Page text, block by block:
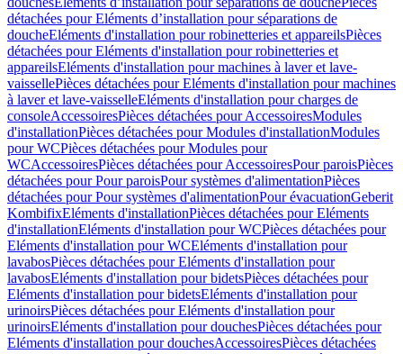
détachées pour Eléments d’installation pour séparations de
doucheEléments d'installation pour robinetteries et appareilsPièces
détachées pour Eléments d'installation pour robinetteries et
appareilsEléments d'installation pour machines à laver et lave-
vaissellePièces détachées pour Eléments d'installation pour machines
à laver et lave-vaisselleEléments d'installation pour charges de
consoleAccessoiresPièces détachées pour AccessoiresModules
d'installationPièces détachées pour Modules d'installationModules
pour WCPièces détachées pour Modules pour
WCAccessoiresPièces détachées pour AccessoiresPour paroisPièces
détachées pour Pour paroisPour systèmes d'alimentationPièces
détachées pour Pour systèmes d'alimentationPour évacuationGeberit
KombifixEléments d'installationPièces détachées pour Eléments
d'installationEléments d'installation pour WCPièces détachées pour
Eléments d'installation pour WCEléments d'installation pour
lavabosPièces détachées pour Eléments d'installation pour
lavabosEléments d'installation pour bidetsPièces détachées pour
Eléments d'installation pour bidetsEléments d'installation pour
urinoirsPièces détachées pour Eléments d'installation pour
urinoirsEléments d'installation pour douchesPièces détachées pour
Eléments d'installation pour douchesAccessoiresPièces détachées